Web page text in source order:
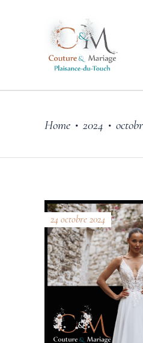
Home • 2024 •
24 octobre 2024